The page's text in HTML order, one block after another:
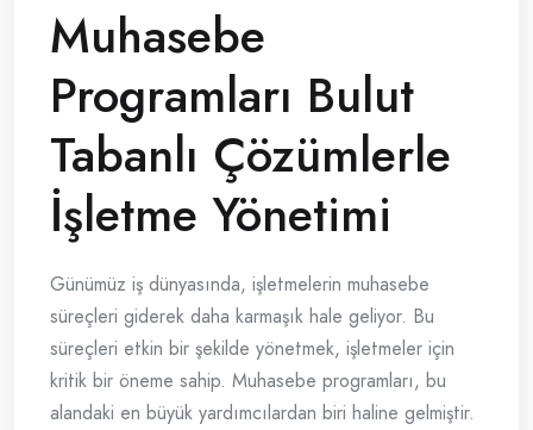
Muhasebe
Programları Bulut
Tabanlı Çözümlerle
İşletme Yönetimi
Günümüz iş dünyasında, işletmelerin muhasebe
süreçleri giderek daha karmaşık hale geliyor. Bu
süreçleri etkin bir şekilde yönetmek, işletmeler için
kritik bir öneme sahip. Muhasebe programları, bu
alandaki en büyük yardımcılardan biri haline gelmiştir.